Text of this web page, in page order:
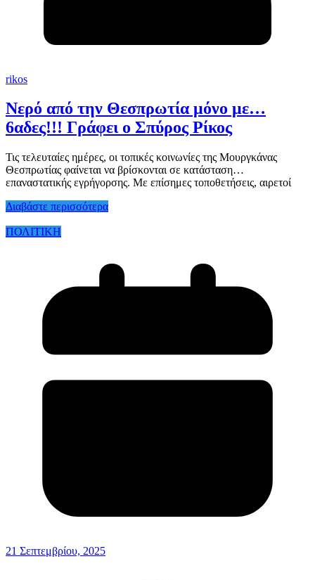
rikos
Νερό από την Θεσπρωτία μόνο με…
6αδες!!! Γράφει ο Σπύρος Ρίκος
Τις τελευταίες ημέρες, οι τοπικές κοινωνίες της Μουργκάνας
Θεσπρωτίας φαίνεται να βρίσκονται σε κατάσταση…
επαναστατικής εγρήγορσης. Με επίσημες τοποθετήσεις, αιρετοί
Διαβάστε περισσότερα
ΠΟΛΙΤΙΚΗ
21 Σεπτεμβρίου, 2025